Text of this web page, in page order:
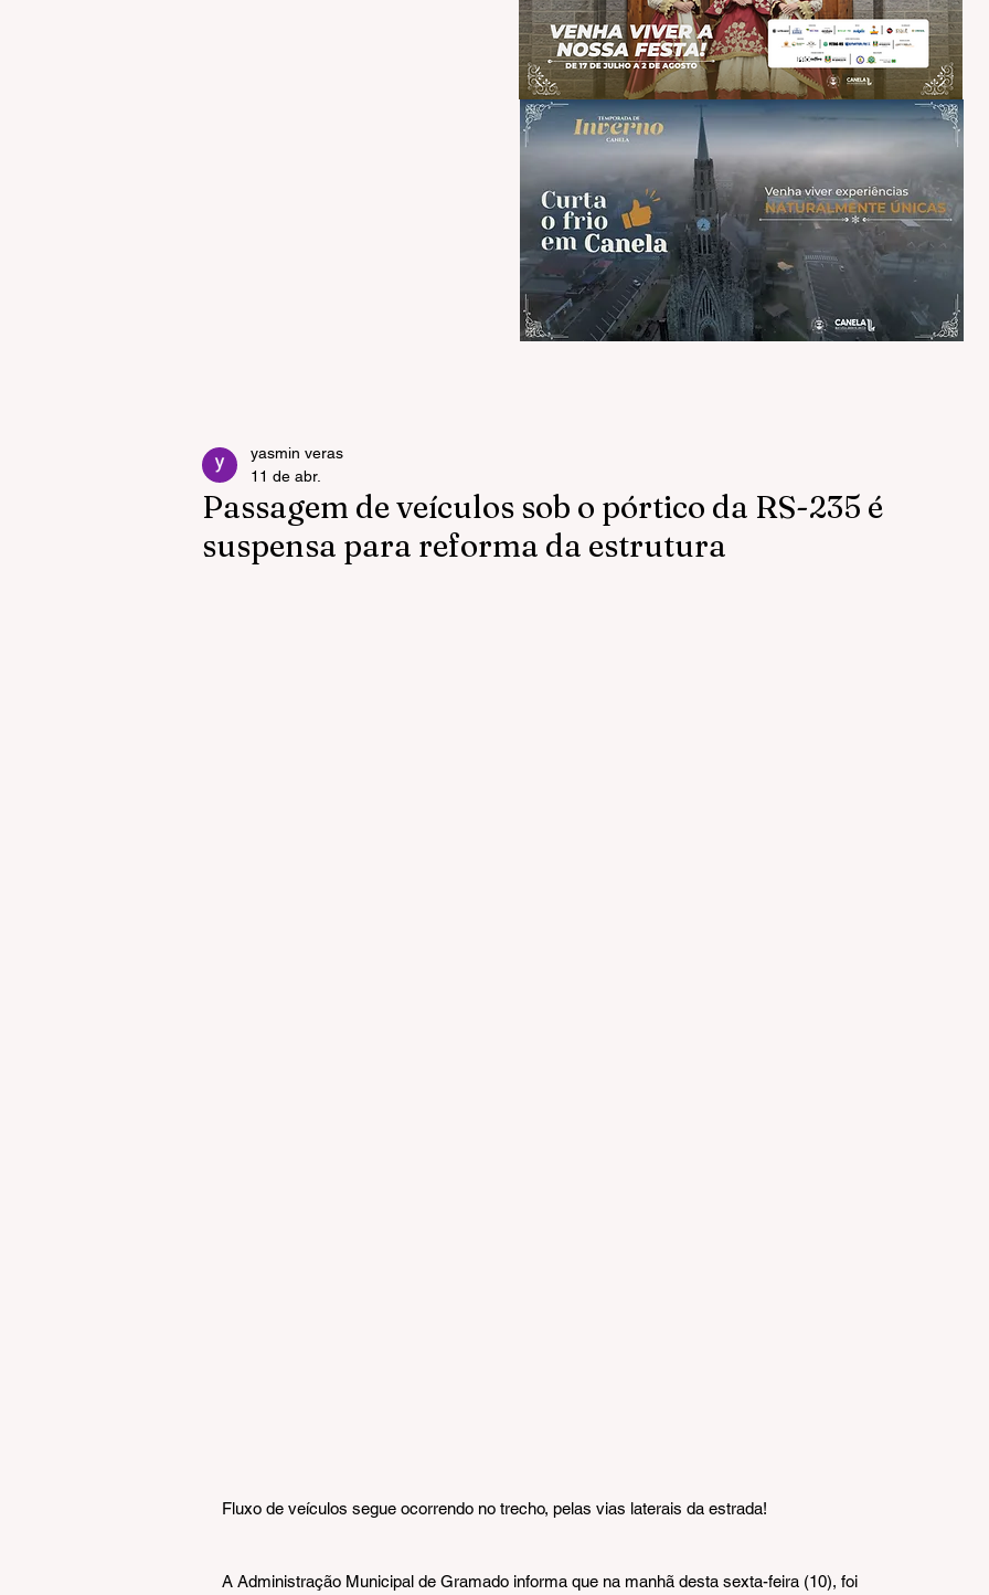
Passagem de veículos sob o pórtico da RS-235 é
suspensa para reforma da estrutura
yasmin veras
11 de abr.
Fluxo de veículos segue ocorrendo no trecho, pelas vias laterais da estrada!
A Administração Municipal de Gramado informa que na manhã desta sexta-feira (10), foi